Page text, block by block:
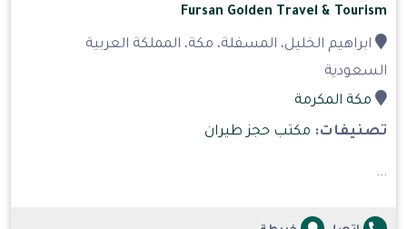
Fursan Golden Travel & Tourism
ابراهيم الخليل، المسفلة، مكة، المملكة العربية
السعودية
مكة المكرمة
تصنيفات: مكتب حجز طيران
...